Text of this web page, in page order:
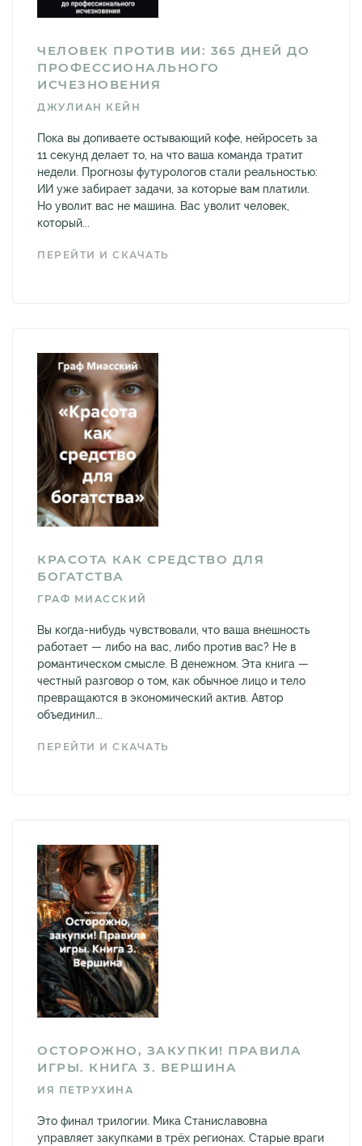
ЧЕЛОВЕК ПРОТИВ ИИ: 365 ДНЕЙ ДО
ПРОФЕССИОНАЛЬНОГО
ИСЧЕЗНОВЕНИЯ
ДЖУЛИАН КЕЙН
Пока вы допиваете остывающий кофе, нейросеть за
11 секунд делает то, на что ваша команда тратит
недели. Прогнозы футурологов стали реальностью:
ИИ уже забирает задачи, за которые вам платили.
Но уволит вас не машина. Вас уволит человек,
который...
ПЕРЕЙТИ И СКАЧАТЬ
КРАСОТА КАК СРЕДСТВО ДЛЯ
БОГАТСТВА
ГРАФ МИАССКИЙ
Вы когда-нибудь чувствовали, что ваша внешность
работает — либо на вас, либо против вас? Не в
романтическом смысле. В денежном. Эта книга —
честный разговор о том, как обычное лицо и тело
превращаются в экономический актив. Автор
объединил...
ПЕРЕЙТИ И СКАЧАТЬ
ОСТОРОЖНО, ЗАКУПКИ! ПРАВИЛА
ИГРЫ. КНИГА 3. ВЕРШИНА
ИЯ ПЕТРУХИНА
Это финал трилогии. Мика Станиславовна
управляет закупками в трёх регионах. Старые враги